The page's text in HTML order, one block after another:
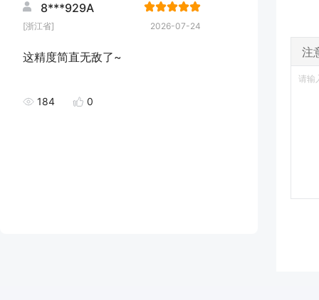
8***929A
[浙江省] 2026-07-24
这精度简直无敌了~
184 0
注